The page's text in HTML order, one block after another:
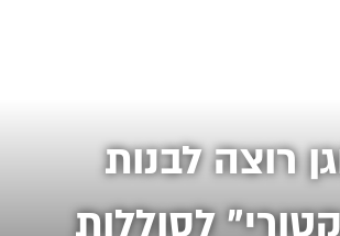
רוצה לבנות
לסוללות